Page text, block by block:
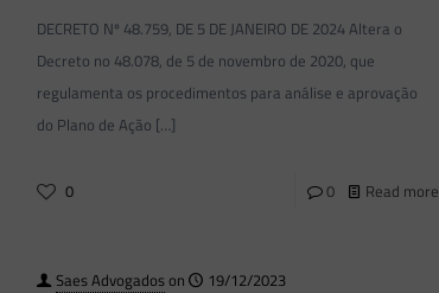
DECRETO Nº 48.759, DE 5 DE JANEIRO DE 2024 Altera o
Decreto no 48.078, de 5 de novembro de 2020, que
regulamenta os procedimentos para análise e aprovação
do Plano de Ação […]
0 0 Read more
Saes Advogadoson 19/12/2023